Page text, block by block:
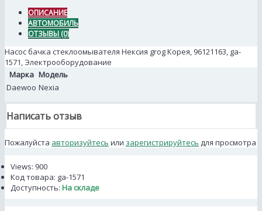
ОПИСАНИЕ
АВТОМОБИЛЬ
ОТЗЫВЫ (0)
Насос бачка стеклоомывателя Нексия grog Корея, 96121163, ga-
1571, Электрооборудование
Марка Модель
Daewoo Nexia
Написать отзыв
Пожалуйста авторизуйтесь или зарегистрируйтесь для просмотра
Views: 900
Код товара: ga-1571
Доступность: На складе